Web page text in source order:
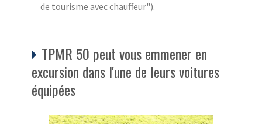
de tourisme avec chauffeur").
TPMR 50 peut vous emmener en
excursion dans l'une de leurs voitures
équipées